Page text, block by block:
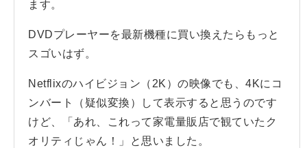
ます。
DVDプレーヤーを最新機種に買い換えたらもっと
スゴいはず。
Netflixのハイビジョン（2K）の映像でも、4Kにコ
ンバート（疑似変換）して表示すると思うのです
けど、「あれ、これって家電量販店で観ていたク
オリティじゃん！」と思いました。